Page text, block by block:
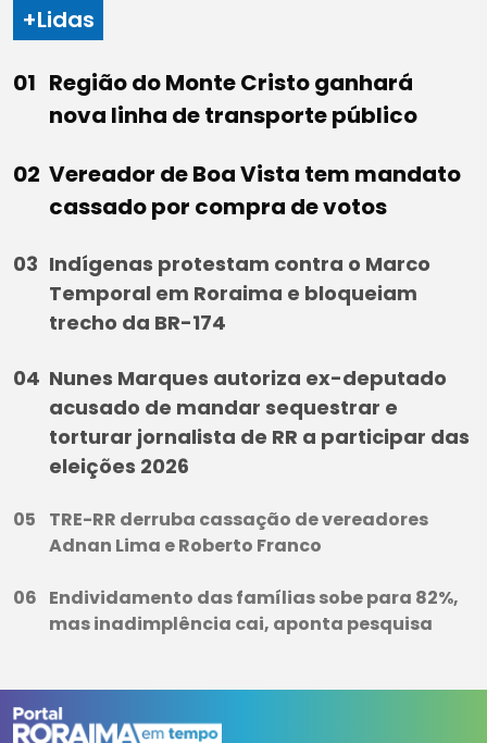
+Lidas
Região do Monte Cristo ganhará
nova linha de transporte público
Vereador de Boa Vista tem mandato
cassado por compra de votos
Indígenas protestam contra o Marco
Temporal em Roraima e bloqueiam
trecho da BR-174
Nunes Marques autoriza ex-deputado
acusado de mandar sequestrar e
torturar jornalista de RR a participar das
eleições 2026
TRE-RR derruba cassação de vereadores
Adnan Lima e Roberto Franco
Endividamento das famílias sobe para 82%,
mas inadimplência cai, aponta pesquisa